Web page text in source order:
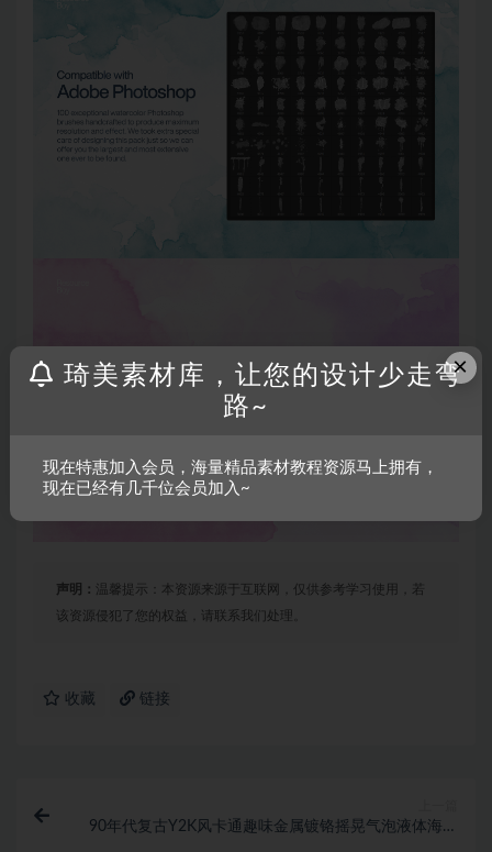
声明： 温馨提示：本资源来源于互联网，仅供参考学习使用，若
该资源侵犯了您的权益，请联系我们处理。
收藏 链接
90年代复古Y2K风卡通趣味金属镀铬摇晃气泡液体海报
×
琦美素材库，让您的设计少走弯
路~
现在特惠加入会员，海量精品素材教程资源马上拥有，
现在已经有几千位会员加入~